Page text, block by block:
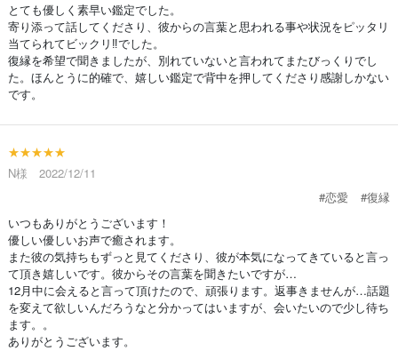
とても優しく素早い鑑定でした。
寄り添って話してくださり、彼からの言葉と思われる事や状況をピッタリ
当てられてビックリ‼️でした。
復縁を希望で聞きましたが、別れていないと言われてまたびっくりでし
た。ほんとうに的確で、嬉しい鑑定で背中を押してくださり感謝しかない
です。
★★★★★
N様 2022/12/11
#恋愛
#復縁
いつもありがとうございます！
優しい優しいお声で癒されます。
また彼の気持ちもずっと見てくださり、彼が本気になってきていると言っ
て頂き嬉しいです。彼からその言葉を聞きたいですが…
12月中に会えると言って頂けたので、頑張ります。返事きませんが…話題
を変えて欲しいんだろうなと分かってはいますが、会いたいので少し待ち
ます。。
ありがとうございます。